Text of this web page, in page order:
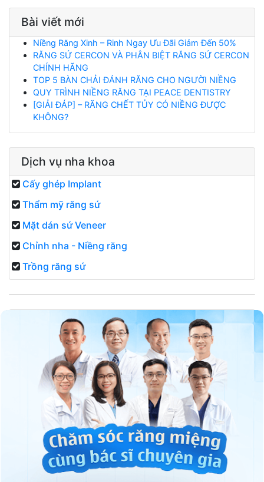
Bài viết mới
Niềng Răng Xinh – Rinh Ngay Ưu Đãi Giảm Đến 50%
RĂNG SỨ CERCON VÀ PHÂN BIỆT RĂNG SỨ CERCON
CHÍNH HÃNG
TOP 5 BÀN CHẢI ĐÁNH RĂNG CHO NGƯỜI NIỀNG
QUY TRÌNH NIỀNG RĂNG TẠI PEACE DENTISTRY
[GIẢI ĐÁP] – RĂNG CHẾT TỦY CÓ NIỀNG ĐƯỢC
KHÔNG?
Dịch vụ nha khoa
Cấy ghép Implant
Thẩm mỹ răng sứ
Mặt dán sứ Veneer
Chỉnh nha - Niềng răng
Trồng răng sứ